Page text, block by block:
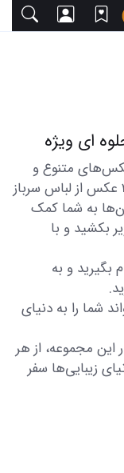
متنوع و
زیبا دعوت می‌کنیم. این مجموعه شامل 24 عکس از لباس سرباز
به شما کمک
بکشید و با
بگیرید و به
شما را به دنیای
مجموعه، از هر
زیبایی‌ها سفر